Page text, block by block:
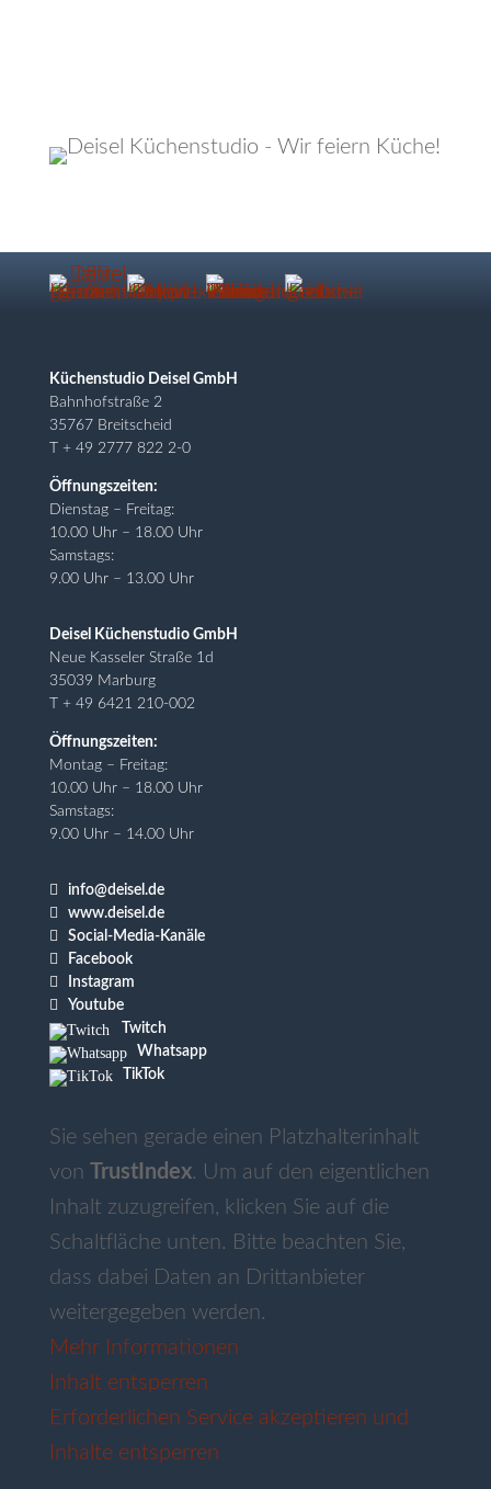
Küchenstudio Deisel GmbH
Bahnhofstraße 2
35767 Breitscheid
T + 49 2777 822 2-0
Öffnungszeiten:
Dienstag – Freitag:
10.00 Uhr – 18.00 Uhr
Samstags:
9.00 Uhr – 13.00 Uhr
Deisel Küchenstudio GmbH
Neue Kasseler Straße 1d
35039 Marburg
T + 49 6421 210-002
Öffnungszeiten:
Montag – Freitag:
10.00 Uhr – 18.00 Uhr
Samstags:
9.00 Uhr – 14.00 Uhr
 info@deisel.de
 www.deisel.de
 Social-Media-Kanäle
 Facebook
 Instagram

Youtube
Twitch
Whatsapp
TikTok
Sie sehen gerade einen Platzhalterinhalt
von
TrustIndex. Um auf den eigentlichen
Inhalt zuzugreifen, klicken Sie auf die
Schaltfläche unten. Bitte beachten Sie,
dass dabei Daten an Drittanbieter
weitergegeben werden.
Mehr Informationen
Inhalt entsperren
Erforderlichen Service akzeptieren und
Inhalte entsperren